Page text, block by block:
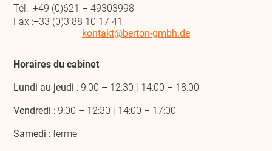
Tél. :+49 (0)621 – 49303998
Fax :+33 (0)3 88 10 17 41
kontakt@berton-gmbh.de
Horaires du cabinet
Lundi au jeudi : 9:00 – 12:30 | 14:00 – 18:00
Vendredi : 9:00 – 12:30 | 14:00 – 17:00
Samedi : fermé